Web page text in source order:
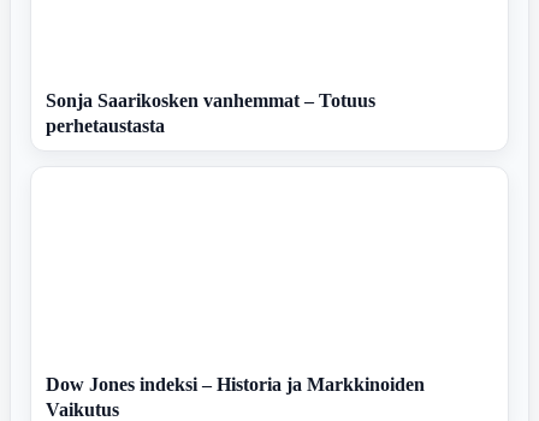
Sonja Saarikosken vanhemmat – Totuus
perhetaustasta
Dow Jones indeksi – Historia ja Markkinoiden
Vaikutus